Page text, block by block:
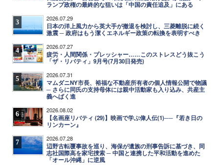
ランプ政権の最終的な狙いは「中国の責任追及」にある
3 2026.07.29
日本の洋上風力から英大手が撤退を検討し、三菱離脱に続く
激震 ─ 政府はもう潔くエネルギー政策の転換を表明すべき
4 2026.07.27
疲労・人間関係・プレッシャー……このストレスどう抜こう
「ザ・リバティ」9月号(7月30日発売)
5 2026.07.31
マムダニNY市長、裕福な不動産所有者の個人情報公開で物議
─ さらに同氏の支持母体には親中活動家も入り込み、共産主
義へばく進
6 2026.08.02
【名画座リバティ (29)】映画で学ぶ偉人伝(1)──『若き日の
リンカーン』
7 2026.07.28
辺野古転覆事故を巡り、海保が遺族の刑事告訴に基づき、同
志社国際高を家宅捜索 ─ 中国と連携した平和活動を進めた
「オール沖縄」に逆風